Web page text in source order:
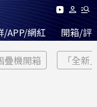
/APP/網紅 開箱/評
疊機開箱 「全新